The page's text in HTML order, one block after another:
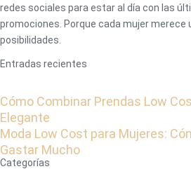
redes sociales para estar al día con las
promociones. Porque cada mujer merece
posibilidades.
Entradas recientes
Cómo Combinar Prendas Low
Elegante
Moda Low Cost para Mujeres:
Gastar Mucho
Categorías